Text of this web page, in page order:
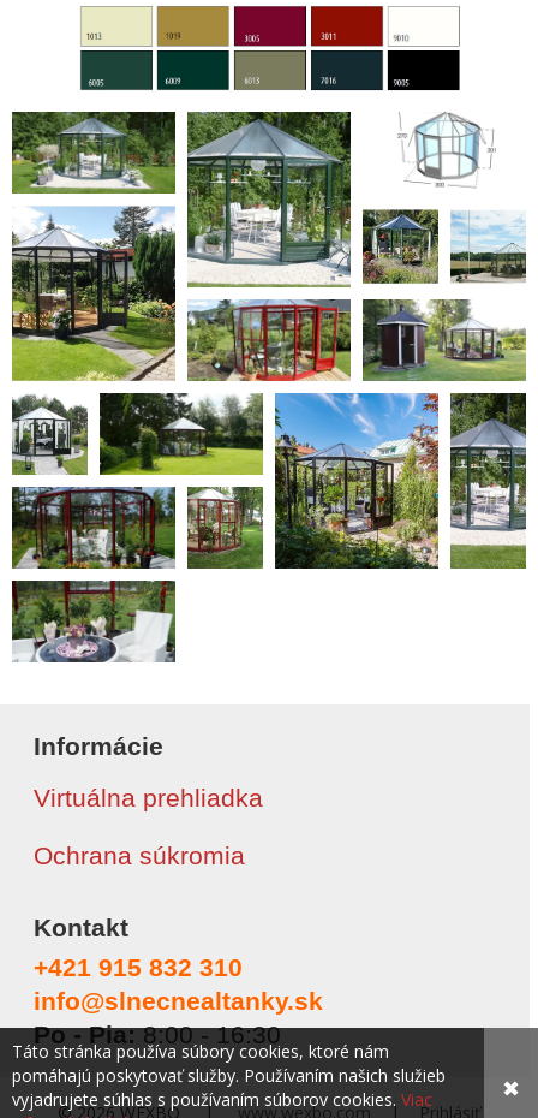
Informácie
Virtuálna prehliadka
Ochrana súkromia
Kontakt
+421 915 832 310
info@slnecnealtanky.sk
Po - Pia:8:00 - 16:30
© 2026 WEXBO |www.wexbo.com|Prihlásiť
Táto stránka používa súbory cookies, ktoré nám
pomáhajú poskytovať služby. Používaním našich služieb
vyjadrujete súhlas s používaním súborov cookies. Viac
✖